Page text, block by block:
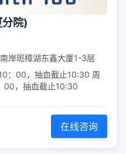
院)
岸斑樟湖东鑫大厦1-3层
：00，抽血截止10:30 周
00，抽血截止10:30
在线咨询